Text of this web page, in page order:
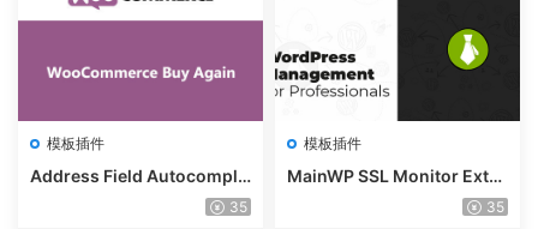
模板插件
Address Field Autocomple
te For WooCommerce v1.3.
35
模板插件
MainWP SSL Monitor Exte
35